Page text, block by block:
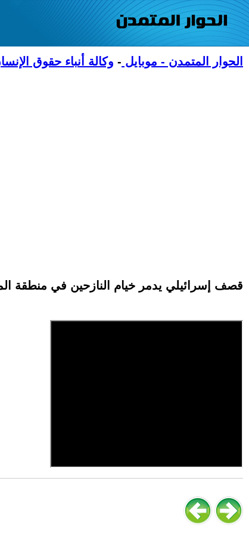
الحوار المتمدن - موبايل - وكالة أنباء حقوق
قصف إسرائيلي يدمر خيام النازحين في منطقة